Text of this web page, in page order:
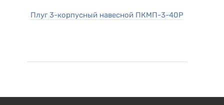
Плуг 3-корпусный навесной ПКМП-3-40Р